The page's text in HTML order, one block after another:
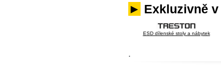
► Exkluzivně
ESD dílenské stoly a nábytek
.